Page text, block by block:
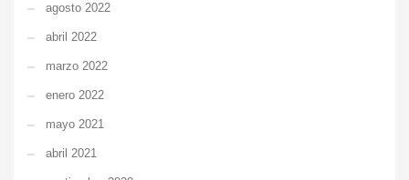
agosto 2022
abril 2022
marzo 2022
enero 2022
mayo 2021
abril 2021